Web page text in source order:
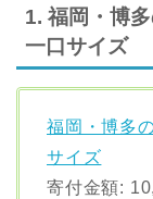
1. 福岡・博
一口サイズ
福岡・博多
サイズ
寄付金額: